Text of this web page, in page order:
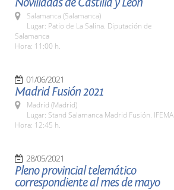
Salamanca (Salamanca)
Lugar: Patio de La Salina. Diputación de
Salamanca
Hora: 11:00 h.
01/06/2021
Madrid Fusión 2021
Madrid (Madrid)
Lugar: Stand Salamanca Madrid Fusión. IFEMA
Hora: 12:45 h.
28/05/2021
Pleno provincial telemático
correspondiente al mes de mayo